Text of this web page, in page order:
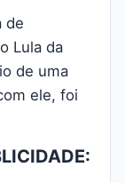
de
Lula da
de uma
ele, foi